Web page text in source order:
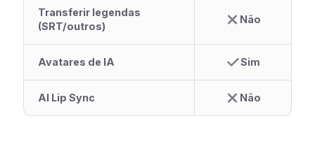
Transferir legendas
(SRT/outros)
Não
Avatares de IA Sim
AI Lip Sync Não